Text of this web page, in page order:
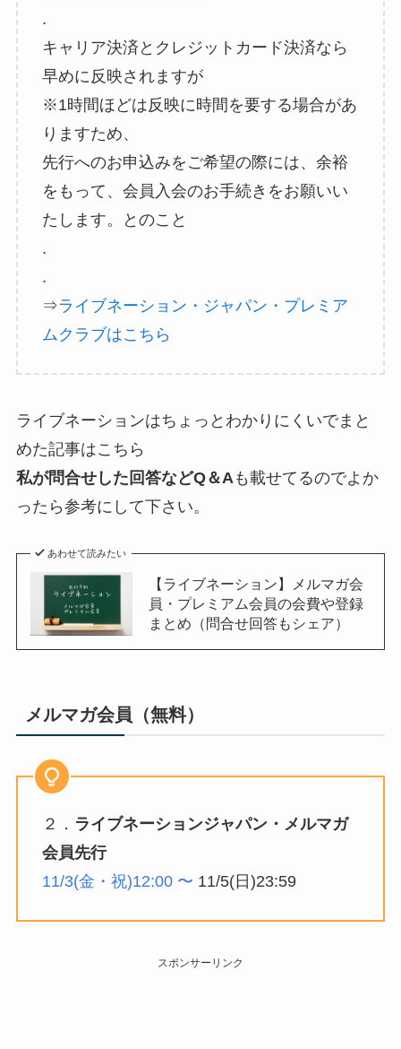
.
キャリア決済とクレジットカード決済なら
早めに反映されますが
※1時間ほどは反映に時間を要する場合があ
りますため、
先行へのお申込みをご希望の際には、余裕
をもって、会員入会のお手続きをお願いい
たします。とのこと
.
.
⇒ライブネーション・ジャパン・プレミア
ムクラブはこちら
ライブネーションはちょっとわかりにくいでまと
めた記事はこちら
私が問合せした回答などQ＆Aも載せてるのでよか
ったら参考にして下さい。
あわせて読みたい
【ライブネーション】メルマガ会
員・プレミアム会員の会費や登録
まとめ（問合せ回答もシェア）
メルマガ会員 （無料）
２． ライブネーションジャパン・メルマガ
会員先行
11/3(金・祝)12:00 〜 11/5(日)23:59
スポンサーリンク